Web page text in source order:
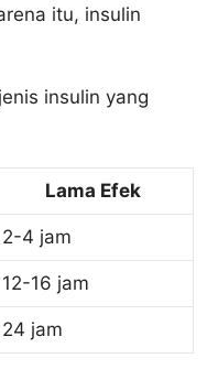
itu, insulin
insulin yang
Lama Efek
2-4 jam
12-16 jam
24 jam